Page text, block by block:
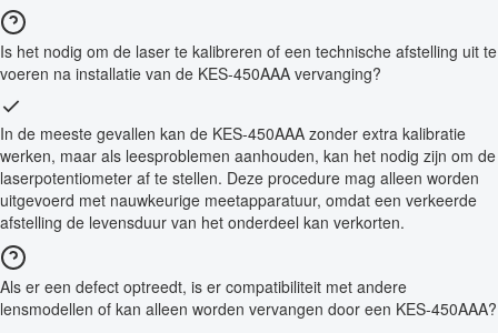
Is het nodig om de laser te kalibreren of een technische afstelling uit te
voeren na installatie van de KES-450AAA vervanging?
In de meeste gevallen kan de KES-450AAA zonder extra kalibratie
werken, maar als leesproblemen aanhouden, kan het nodig zijn om de
laserpotentiometer af te stellen. Deze procedure mag alleen worden
uitgevoerd met nauwkeurige meetapparatuur, omdat een verkeerde
afstelling de levensduur van het onderdeel kan verkorten.
Als er een defect optreedt, is er compatibiliteit met andere
lensmodellen of kan alleen worden vervangen door een KES-450AAA?